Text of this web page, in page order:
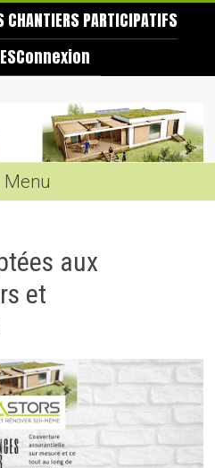
CHANTIERS PARTICIPATIFS
Connexion
Menu
aux
et